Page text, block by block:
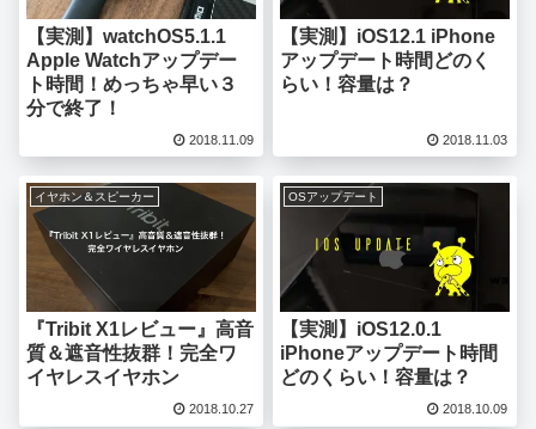
【実測】watchOS5.1.1
Apple Watchアップデー
ト時間！めっちゃ早い３
分で終了！
2018.11.09
【実測】iOS12.1 iPhone
アップデート時間どのく
らい！容量は？
2018.11.03
イヤホン＆スピーカー
『Tribit X1レビュー』高音
質＆遮音性抜群！完全ワ
イヤレスイヤホン
2018.10.27
OSアップデート
【実測】iOS12.0.1
iPhoneアップデート時間
どのくらい！容量は？
2018.10.09